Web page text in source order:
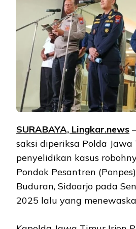
SURABAYA, Lingkar.news
saksi diperiksa Polda
penyelidikan kasus
Pondok Pesantren
Buduran, Sidoarjo pada
2025 lalu yang